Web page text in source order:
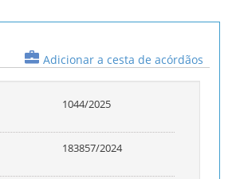
Adicionar a cesta de acórdãos
1044/2025
183857/2024